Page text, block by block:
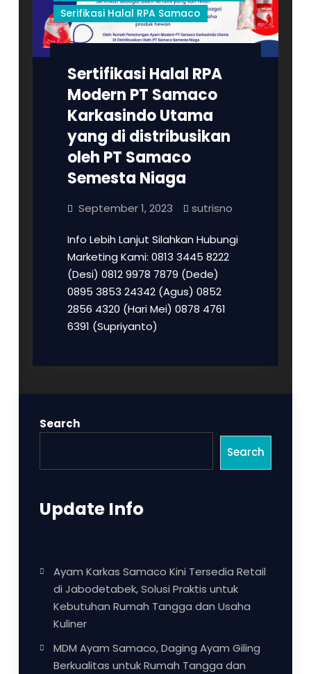
Serifikasi Halal RPA Samaco
Sertifikasi Halal RPA
Modern PT Samaco
Karkasindo Utama
yang di distribusikan
oleh PT Samaco
Semesta Niaga
September 1, 2023 sutrisno
Info Lebih Lanjut Silahkan Hubungi
Marketing Kami: 0813 3445 8222
(Desi) 0812 9978 7879 (Dede)
0895 3853 24342 (Agus) 0852
2856 4320 (Hari Mei) 0878 4761
6391 (Supriyanto)
Search
Search
Update Info
Ayam Karkas Samaco Kini Tersedia Retail
di Jabodetabek, Solusi Praktis untuk
Kebutuhan Rumah Tangga dan Usaha
Kuliner
MDM Ayam Samaco, Daging Ayam Giling
Berkualitas untuk Rumah Tangga dan